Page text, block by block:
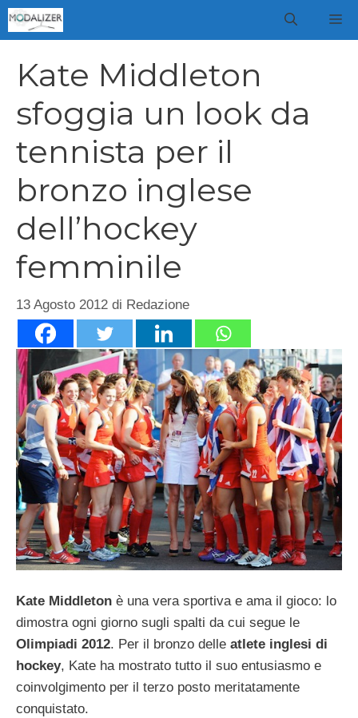
Vai
al
Kate Middleton
sfoggia un look da
tennista per il
bronzo inglese
dell’hockey
femminile
13 Agosto 2012 di Redazione
Kate Middleton è una vera sportiva e ama il gioco: lo
dimostra ogni giorno sugli spalti da cui segue le
Olimpiadi 2012. Per il bronzo delle atlete inglesi di
hockey, Kate ha mostrato tutto il suo entusiasmo e
coinvolgimento per il terzo posto meritatamente
conquistato.